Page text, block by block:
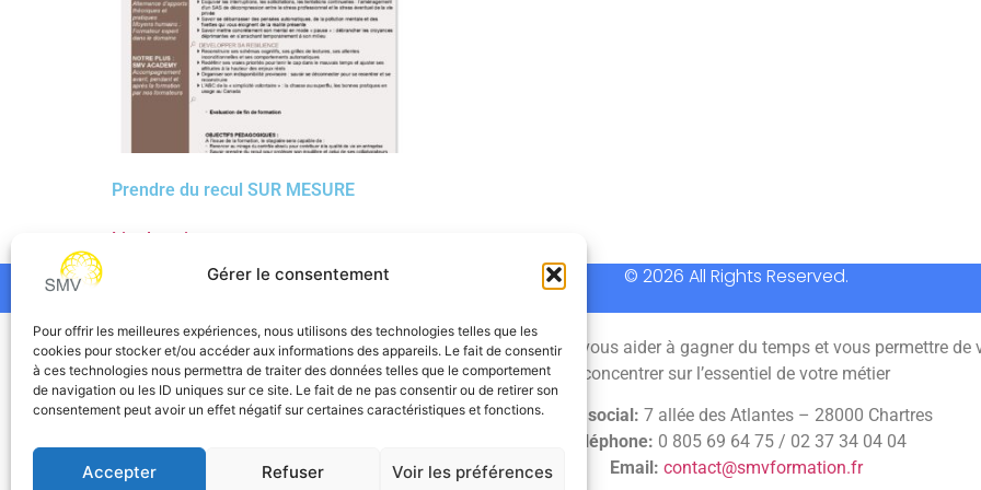
Gérer le consentement
Pour offrir les meilleures expériences, nous utilisons des technologies telles que les
cookies pour stocker et/ou accéder aux informations des appareils. Le fait de consentir
à ces technologies nous permettra de traiter des données telles que le comportement
de navigation ou les ID uniques sur ce site. Le fait de ne pas consentir ou de retirer son
consentement peut avoir un effet négatif sur certaines caractéristiques et fonctions.
Accepter Refuser Voir les préférences
Prendre du recul SUR MESURE
Lire la suite
© 2026 All Rights Reserved.
SMV permet de vous aider à gagner du temps et vous permettre de
concentrer sur l’essentiel de votre métier
Siège social: 7 allée des Atlantes – 28000 Chartres
Téléphone: 0 805 69 64 75 / 02 37 34 04 04
Email: contact@smvformation.fr